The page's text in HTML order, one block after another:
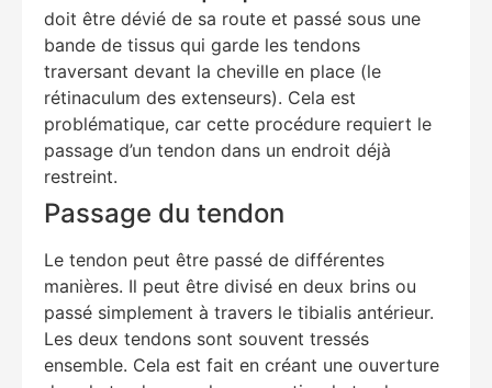
doit être dévié de sa route et passé sous une
bande de tissus qui garde les tendons
traversant devant la cheville en place (le
rétinaculum des extenseurs). Cela est
problématique, car cette procédure requiert le
passage d’un tendon dans un endroit déjà
restreint.
Passage du tendon
Le tendon peut être passé de différentes
manières. Il peut être divisé en deux brins ou
passé simplement à travers le tibialis antérieur.
Les deux tendons sont souvent tressés
ensemble. Cela est fait en créant une ouverture